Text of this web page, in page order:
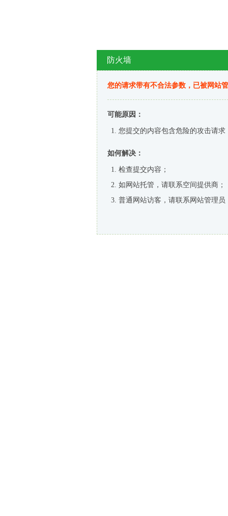
防火墙
您的请求带有不合法参数，已被网站
可能原因：
您提交的内容包含危险的攻击请求
如何解决：
检查提交内容；
如网站托管，请联系空间提供商；
普通网站访客，请联系网站管理员